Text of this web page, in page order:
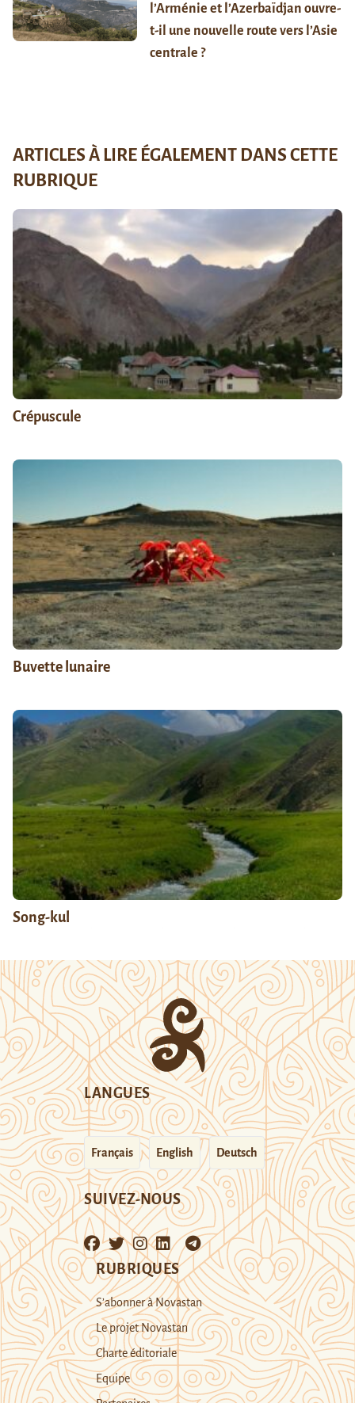
l’Arménie et l’Azerbaïdjan ouvre-
t-il une nouvelle route vers l’Asie
centrale ?
ARTICLES À LIRE ÉGALEMENT DANS CETTE
RUBRIQUE
Crépuscule
Buvette lunaire
Song-kul
LANGUES
Français English Deutsch
SUIVEZ-NOUS
RUBRIQUES
S’abonner à Novastan
Le projet Novastan
Charte éditoriale
Equipe